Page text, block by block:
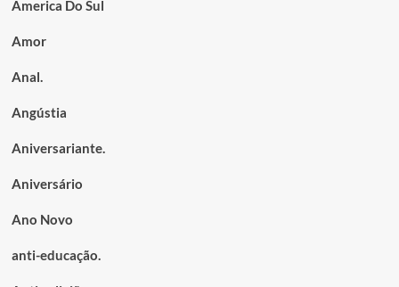
America Do Sul
Amor
Anal.
Angústia
Aniversariante.
Aniversário
Ano Novo
anti-educação.